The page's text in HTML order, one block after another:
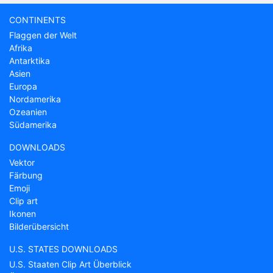
CONTINENTS
Flaggen der Welt
Afrika
Antarktika
Asien
Europa
Nordamerika
Ozeanien
Südamerika
DOWNLOADS
Vektor
Färbung
Emoji
Clip art
Ikonen
Bilderübersicht
U.S. STATES DOWNLOADS
U.S. Staaten Clip Art Überblick